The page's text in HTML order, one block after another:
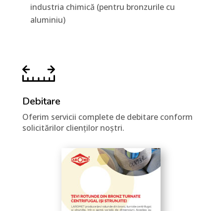
industria chimică (pentru bronzurile cu
aluminiu)
Debitare
Oferim servicii complete de debitare conform
solicitărilor clienților noștri.